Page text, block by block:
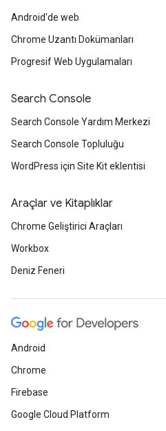
Android'de web
Chrome Uzantı Dokümanları
Progresif Web Uygulamaları
Search Console
Search Console Yardım Merkezi
Search Console Topluluğu
WordPress için Site Kit eklentisi
Araçlar ve Kitaplıklar
Chrome Geliştirici Araçları
Workbox
Deniz Feneri
Android
Chrome
Firebase
Google Cloud Platform